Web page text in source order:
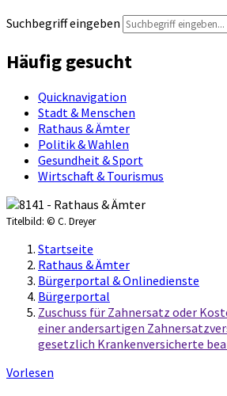
Suchbegriff eingeben
Häufig gesucht
Quicknavigation
Stadt & Menschen
Rathaus & Ämter
Politik & Wahlen
Gesundheit & Sport
Wirtschaft & Tourismus
Titelbild: © C. Dreyer
Startseite
Rathaus & Ämter
Bürgerportal & Onlinedienste
Bürgerportal
Zuschuss für Zahnersatz oder
einer andersartigen
gesetzlich Krankenversicherte
Vorlesen